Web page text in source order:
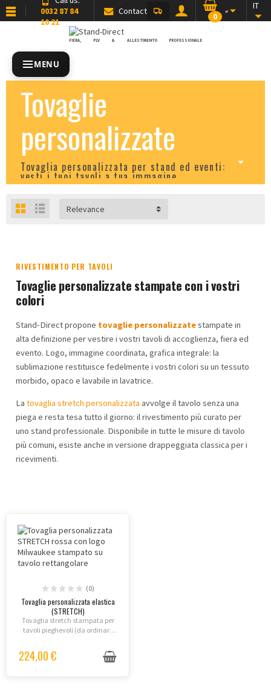
0032 87 84
10 21
Contact IT
0
FIERA, PLV & ALLESTIMENTO PROFESSIONALE
MENU
Tovaglie
personalizzate
Tovaglia personalizzata per stand ed eventi:
vesti i tuoi tavoli a tua immagine
Relevance
RIVESTIMENTO PER TAVOLI
Tovaglie personalizzate stampate con i vostri
colori
Stand-Direct propone tovaglie personalizzatestampate in
alta definizione per vestire i vostri tavoli di accoglienza, fiera ed
evento. Logo, immagine coordinata, grafica integrale: la
sublimazione restituisce fedelmente i vostri colori su un tessuto
morbido, opaco e lavabile in lavatrice.
La tovaglia stretch personalizzata avvolge il tavolo senza una
piega e resta tesa tutto il giorno: il rivestimento più curato per
uno stand professionale. Disponibile in tutte le misure di tavolo
più comuni, esiste anche in versione drappeggiata classica per i
ricevimenti.
(0)
Tovaglia personalizzata elastica
(STRETCH)
Tovaglia stretch stampata per
tavoli pieghevoli (da ordinare
Personalizzazione con
sublimazione per colori vivaci e
224,00 €